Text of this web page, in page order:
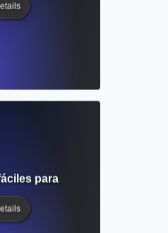
para una gramática